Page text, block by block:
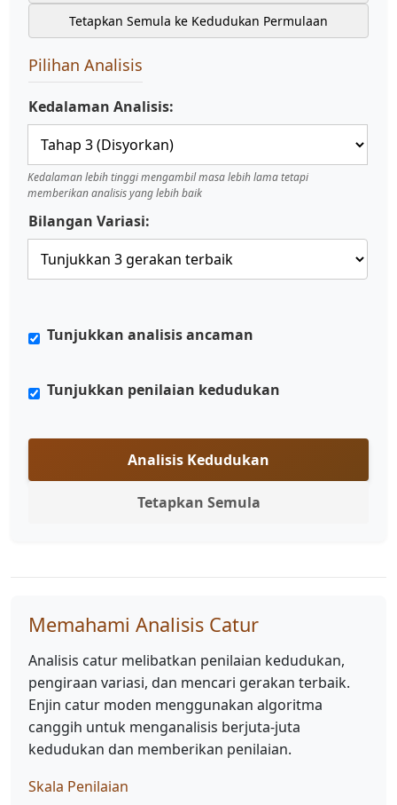
Tetapkan Semula ke Kedudukan Permulaan
Pilihan Analisis
Kedalaman Analisis:
Kedalaman lebih tinggi mengambil masa lebih lama tetapi
memberikan analisis yang lebih baik
Bilangan Variasi:
Tunjukkan analisis ancaman
Tunjukkan penilaian kedudukan
Analisis Kedudukan
Tetapkan Semula
Memahami Analisis Catur
Analisis catur melibatkan penilaian kedudukan,
pengiraan variasi, dan mencari gerakan terbaik.
Enjin catur moden menggunakan algoritma
canggih untuk menganalisis berjuta-juta
kedudukan dan memberikan penilaian.
Skala Penilaian